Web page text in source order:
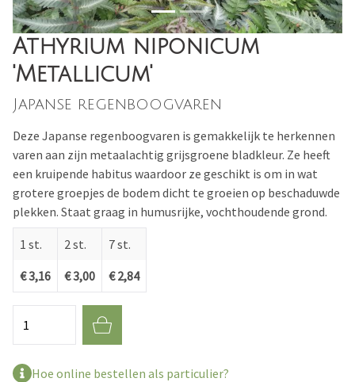
Athyrium niponicum
'Metallicum'
Japanse regenboogvaren
Deze Japanse regenboogvaren is gemakkelijk te herkennen
varen aan zijn metaalachtig grijsgroene bladkleur. Ze heeft
een kruipende habitus waardoor ze geschikt is om in wat
grotere groepjes de bodem dicht te groeien op beschaduwde
plekken. Staat graag in humusrijke, vochthoudende grond.
1 st.
€ 3,16
2 st.
€ 3,00
7 st.
€ 2,84
Hoe online bestellen als particulier?